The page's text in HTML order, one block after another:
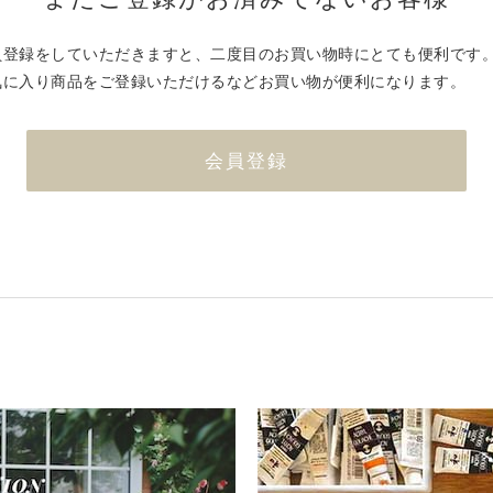
登録をしていただきますと、二度目のお買い物時にとても便利です
入り商品をご登録いただけるなどお買い物が便利になります。
会員登録